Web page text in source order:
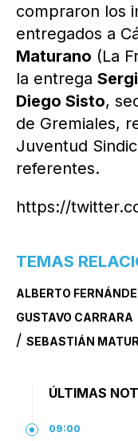
compraron los
entregados a
Maturano (La
la entrega
Diego Sisto,
de Gremiales,
Juventud
referentes.
https://
TEMAS
ALBERTO
GUSTAVO CARRARA
/ SEBASTIÁN
ÚLTIMAS
09:00